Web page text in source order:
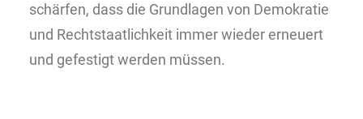
schärfen, dass die Grundlagen von Demokratie
und Rechtstaatlichkeit immer wieder erneuert
und gefestigt werden müssen.